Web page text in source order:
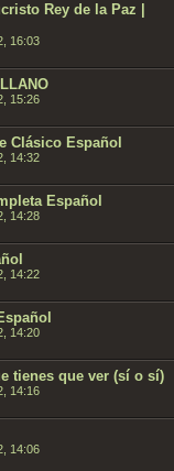
Rey de la Paz |
16:03
15:26
Clásico Español
14:32
Español
14:28
14:22
14:20
tienes que ver (sí o sí)
14:16
14:06